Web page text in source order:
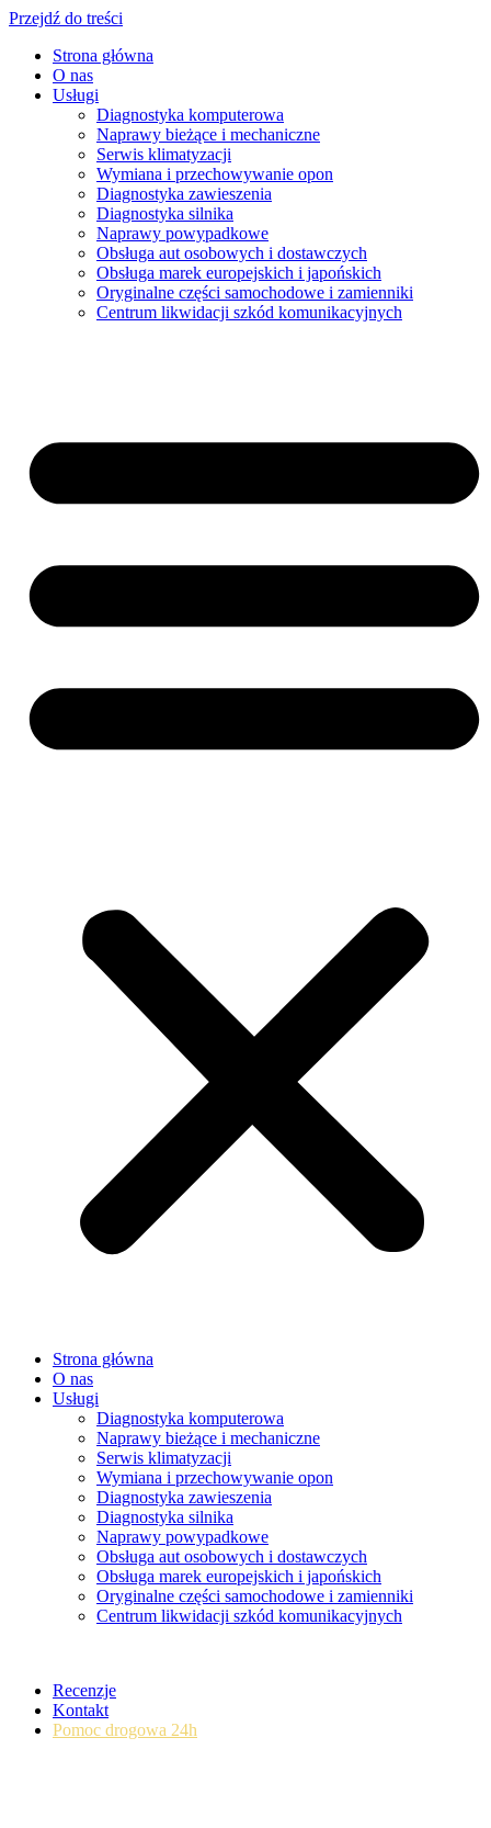
Przejdź do treści
Strona główna
O nas
Usługi
Diagnostyka komputerowa
Naprawy bieżące i mechaniczne
Serwis klimatyzacji
Wymiana i przechowywanie opon
Diagnostyka zawieszenia
Diagnostyka silnika
Naprawy powypadkowe
Obsługa aut osobowych i dostawczych
Obsługa marek europejskich i japońskich
Oryginalne części samochodowe i zamienniki
Centrum likwidacji szkód komunikacyjnych
Strona główna
O nas
Usługi
Diagnostyka komputerowa
Naprawy bieżące i mechaniczne
Serwis klimatyzacji
Wymiana i przechowywanie opon
Diagnostyka zawieszenia
Diagnostyka silnika
Naprawy powypadkowe
Obsługa aut osobowych i dostawczych
Obsługa marek europejskich i japońskich
Oryginalne części samochodowe i zamienniki
Centrum likwidacji szkód komunikacyjnych
Recenzje
Kontakt
Pomoc drogowa 24h